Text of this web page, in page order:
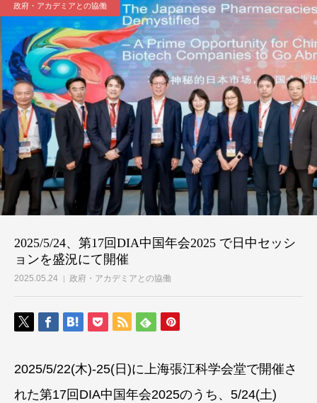
政府・アカデミアとの協働
2025/5/24、第17回DIA中国年会2025 で日中セッシ
ョンを盛況にて開催
2025.05.24 政府・アカデミアとの協働
2025/5/22(木)-25(日)に上海張江科学会堂で開催さ
れた第17回DIA中国年会2025のうち、5/24(土)